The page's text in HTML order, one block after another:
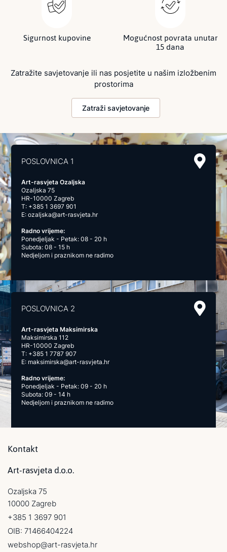
Sigurnost kupovine Mogućnost povrata unutar
15 dana
Zatražite savjetovanje ili nas posjetite u našim izložbenim
prostorima
Zatraži savjetovanje
POSLOVNICA 1
Art-rasvjeta Ozaljska
Ozaljska 75
HR-10000 Zagreb
T: +385 1 3697 901
E:ozaljska@art-rasvjeta.hr
Radno vrijeme:
Ponedjeljak - Petak: 08 - 20 h
Subota: 08 - 15 h
Nedjeljom i praznikom ne radimo
POSLOVNICA 2
Art-rasvjeta Maksimirska
Maksimirska 112
HR-10000 Zagreb
T: +385 1 7787 907
E: maksimirska@art-rasvjeta.hr
Radno vrijeme:
Ponedjeljak - Petak: 09 - 20 h
Subota: 09 - 14 h
Nedjeljom i praznikom ne radimo
Kontakt
Art-rasvjeta d.o.o.
Ozaljska 75
10000 Zagreb
+385 1 3697 901
OIB: 71466404224
webshop@art-rasvjeta.hr